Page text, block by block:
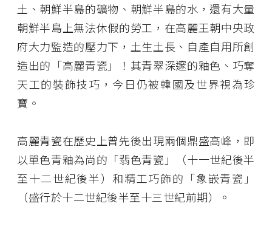
土、朝鮮半島的礦物、朝鮮半島的水，還有大量
朝鮮半島上無法休假的勞工，在高麗王朝中央政
府大力監造的壓力下，土生土長、自產自用所創
造出的「高麗青瓷」！其青翠深邃的釉色、巧奪
天工的裝飾技巧，今日仍被韓國及世界視為珍
寶。
高麗青瓷在歷史上曾先後出現兩個鼎盛高峰，即
以單色青釉為尚的「翡色青瓷」（十一世紀後半
至十二世紀後半）和精工巧飾的「象嵌青瓷」
（盛行於十二世紀後半至十三世紀前期）。